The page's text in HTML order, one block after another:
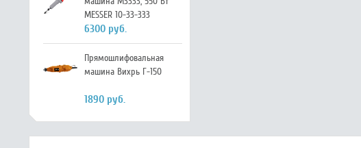
MESSER 10-33-333
6300 руб.
Прямошлифовальная
машина Вихрь Г-150
1890 руб.